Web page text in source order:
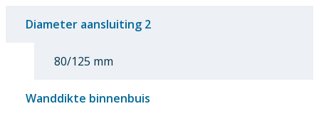
Diameter aansluiting 2
80/125 mm
Wanddikte binnenbuis